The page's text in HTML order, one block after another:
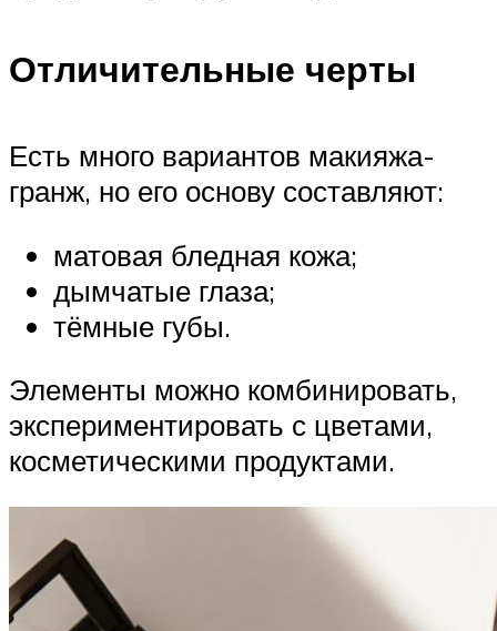
Отличительные черты
Есть много вариантов макияжа-
гранж, но его основу составляют:
матовая бледная кожа;
дымчатые глаза;
тёмные губы.
Элементы можно комбинировать,
экспериментировать с цветами,
косметическими продуктами.